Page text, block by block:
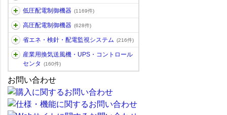
低圧配電制御機器 (1169件)
高圧配電制御機器 (628件)
省エネ・検針・配電監視システム (216件)
産業用換気送風機・UPS・コントロール
センタ
(160件)
お問い合わせ